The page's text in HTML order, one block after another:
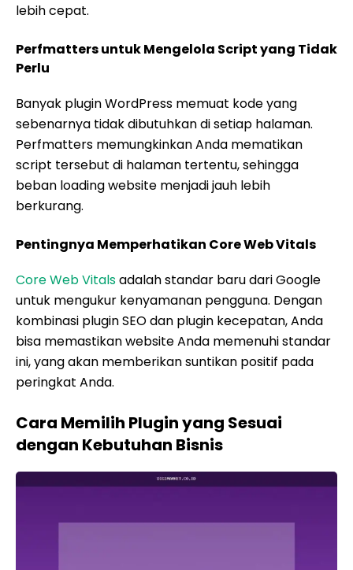
lebih cepat.
Perfmatters untuk Mengelola Script yang Tidak
Perlu
Banyak plugin WordPress memuat kode yang
sebenarnya tidak dibutuhkan di setiap halaman.
Perfmatters memungkinkan Anda mematikan
script tersebut di halaman tertentu, sehingga
beban loading website menjadi jauh lebih
berkurang.
Pentingnya Memperhatikan Core Web Vitals
Core Web Vitalsadalah standar baru dari Google
untuk mengukur kenyamanan pengguna. Dengan
kombinasi plugin SEO dan plugin kecepatan, Anda
bisa memastikan website Anda memenuhi standar
ini, yang akan memberikan suntikan positif pada
peringkat Anda.
Cara Memilih Plugin yang Sesuai
dengan Kebutuhan Bisnis